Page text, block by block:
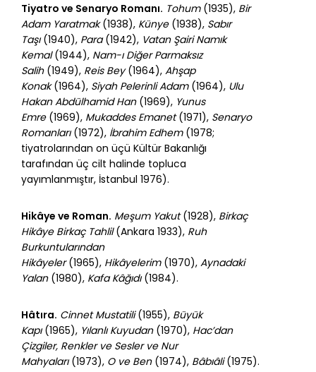
Tiyatro ve Senaryo Romanı. Tohum(1935), Bir
Adam Yaratmak(1938), Künye(1938), Sabır
Taşı(1940), Para(1942), Vatan Şairi Namık
Kemal(1944), Nam-ı Diğer Parmaksız
Salih(1949), Reis Bey(1964), Ahşap
Konak(1964), Siyah Pelerinli Adam(1964), Ulu
Hakan Abdülhamid Han(1969), Yunus
Emre(1969), Mukaddes Emanet(1971), Senaryo
Romanları(1972), İbrahim Edhem(1978;
tiyatrolarından on üçü Kültür Bakanlığı
tarafından üç cilt halinde topluca
yayımlanmıştır, İstanbul 1976).
Hikâye ve Roman. Meşum Yakut(1928), Birkaç
Hikâye Birkaç Tahlil(Ankara 1933), Ruh
Burkuntularından
Hikâyeler(1965), Hikâyelerim(1970), Aynadaki
Yalan(1980), Kafa Kâğıdı(1984).
Hâtıra. Cinnet Mustatili(1955), Büyük
Kapı(1965), Yılanlı Kuyudan(1970), Hac’dan
Çizgiler, Renkler ve Sesler ve Nur
Mahyaları(1973), O ve Ben(1974), Bâbıâli(1975).